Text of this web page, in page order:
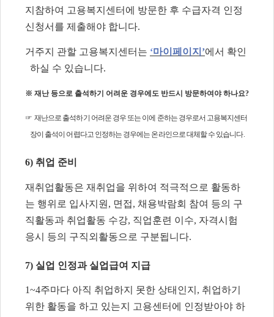
지참하여 고용복지센터에 방문한 후 수급자격 인정
신청서를 제출해야 합니다.
거주지 관할 고용복지센터는 ‘마이페이지 ’에서 확인
하실 수 있습니다.
※ 재난 등으로 출석하기 어려운 경우에도 반드시 방문하여야 하나요?
☞ 재난으로 출석하기 어려운 경우 또는 이에 준하는 경우로서 고용복지센터
장이 출석이 어렵다고 인정하는 경우에는 온라인으로 대체할 수 있습니다.
6) 취업 준비
재취업활동은 재취업을 위하여 적극적으로 활동하
는 행위로 입사지원 , 면접, 채용박람회 참여 등의 구
직활동과 취업활동 수강, 직업훈련 이수, 자격시험
응시 등의 구직외활동으로 구분됩니다.
7) 실업 인정과 실업급여 지급
1~4주마다 아직 취업하지 못한 상태인지 , 취업하기
위한 활동을 하고 있는지 고용센터에 인정받아야 하